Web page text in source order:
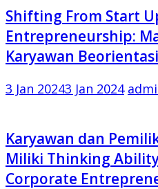
Shifting From Start
Entrepreneurship:
Karyawan
3 Jan 20243 Jan 2024
Karyawan dan
Miliki Thinking
Corporate